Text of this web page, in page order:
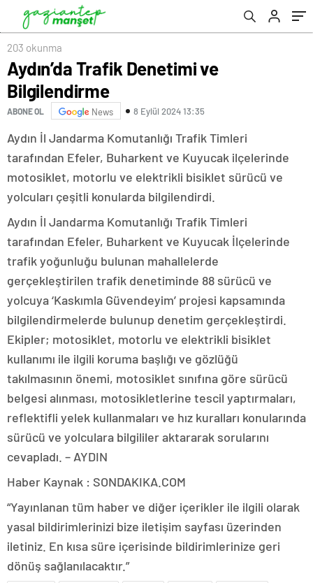
203 okunma
Aydın’da Trafik Denetimi ve
Bilgilendirme
ABONE OL News 8 Eylül 2024 13:35
Aydın İl Jandarma Komutanlığı Trafik Timleri
tarafından Efeler, Buharkent ve Kuyucak ilçelerinde
motosiklet, motorlu ve elektrikli bisiklet sürücü ve
yolcuları çeşitli konularda bilgilendirdi.
Aydın İl Jandarma Komutanlığı Trafik Timleri
tarafından Efeler, Buharkent ve Kuyucak İlçelerinde
trafik yoğunluğu bulunan mahallelerde
gerçekleştirilen trafik denetiminde 88 sürücü ve
yolcuya ‘Kaskımla Güvendeyim’ projesi kapsamında
bilgilendirmelerde bulunup denetim gerçekleştirdi.
Ekipler; motosiklet, motorlu ve elektrikli bisiklet
kullanımı ile ilgili koruma başlığı ve gözlüğü
takılmasının önemi, motosiklet sınıfına göre sürücü
belgesi alınması, motosikletlerine tescil yaptırmaları,
reflektifli yelek kullanmaları ve hız kuralları konularında
sürücü ve yolculara bilgililer aktararak sorularını
cevapladı. – AYDIN
Haber Kaynak : SONDAKIKA.COM
“Yayınlanan tüm haber ve diğer içerikler ile ilgili olarak
yasal bildirimlerinizi bize iletişim sayfası üzerinden
iletiniz. En kısa süre içerisinde bildirimlerinize geri
dönüş sağlanılacaktır.”